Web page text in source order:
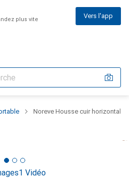
plus vite Vers l'app
Noreve Housse cuir horizontal
1 Vidéo